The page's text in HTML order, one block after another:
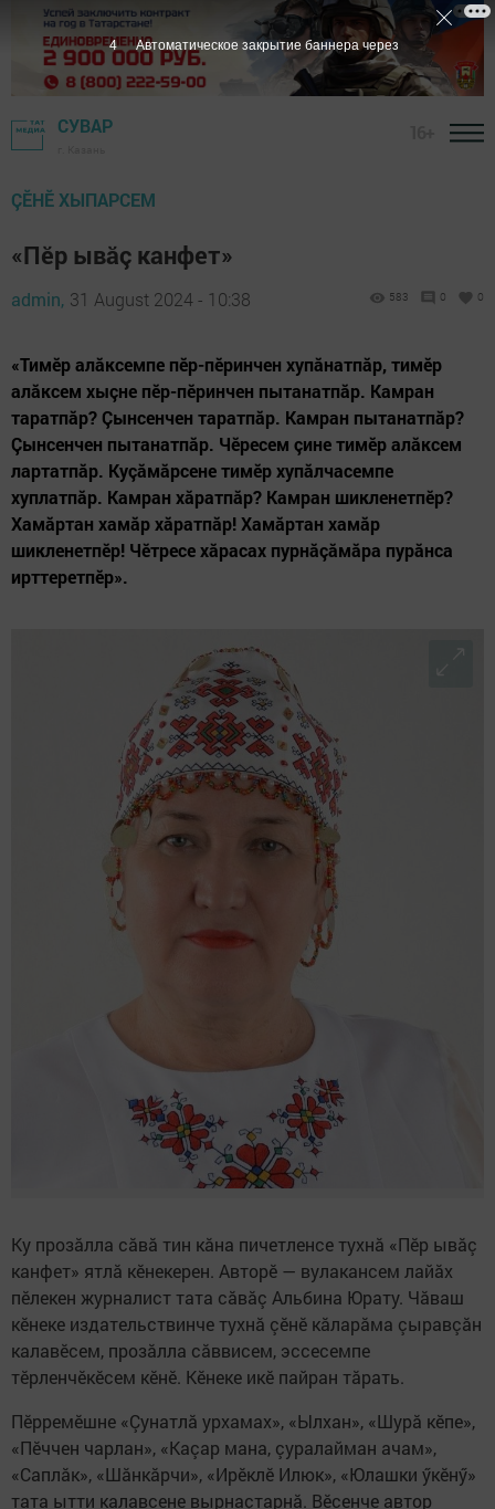
СУВАР
ÇӖНӖ ХЫПАРСЕМ
«Пĕр ывăç канфет»
admin, 31 August 2024 - 10:38 583 0 0
«Тимӗр алăксемпе пӗр-пӗринчен хупăнатпăр, тимӗр
алăксем хыçне пӗр-пӗринчен пытанатпăр. Камран
таратпăр? Çынсенчен таратпăр. Камран пытанатпăр?
Çынсенчен пытанатпăр. Чӗресем çине тимӗр алăксем
лартатпăр. Куçăмăрсене тимӗр хупăлчасемпе
хуплатпăр. Камран хăратпăр? Камран шикленетпӗр?
Хамăртан хамăр хăратпăр! Хамăртан хамăр
шикленетпӗр! Чӗтресе хăрасах пурнăçăмăра пурăнса
ирттеретпӗр».
Ку прозăлла сăвă тин кăна пичетленсе тухнă «Пӗр ывăç
канфет» ятлă кӗнекерен. Авторӗ — вулакансем лайăх
пӗлекен журналист тата сăвăç Альбина Юрату. Чăваш
кӗнеке издательствинче тухнă çӗнӗ кăларăма çыравçăн
калавӗсем, прозăлла сăввисем, эссесемпе
тӗрленчӗкӗсем кӗнӗ. Кӗнеке икӗ пайран тăрать.
Пӗрремӗшне «Çунатлă урхамах», «Ылхан», «Шурă кӗпе»,
«Пӗччен чарлан», «Каçар мана, çуралайман ачам»,
«Саплăк», «Шăнкăрчи», «Ирӗклӗ Илюк», «Юлашки ӳкӗнӳ»
тата ытти калавсене вырнаçтарнă. Вӗсенче автор
2 Автоматическое закрытие баннера через